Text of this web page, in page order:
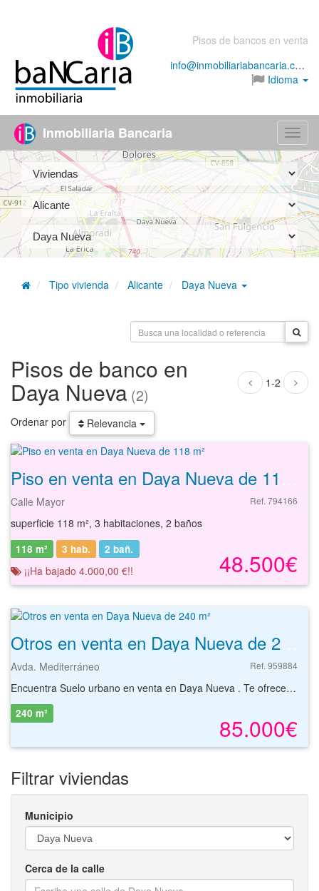
Pisos de bancos en venta
info@inmobiliariabancaria.com
Idioma
Menú
Inmobiliaria Bancaria
Tipo vivienda Alicante Daya Nueva
1-2
Pisos de banco en
Daya Nueva (2)
Ordenar por Relevancia
Calle Mayor Ref. 794166
superficie 118 m², 3 habitaciones, 2 baños
48.500€
118 m² 3 hab. 2 bañ.
¡¡Ha bajado 4.000,00 €!!
Avda. Mediterráneo Ref. 959884
Encuentra Suelo urbano en venta en Daya Nueva . Te ofrecemos la mejor selección de activos inmobiliarios para que pongas en marcha todos tus proyectos. Terreno de 250 metros cuadrados -edificables el 100 % en La localidad de Daya Nueva-, que cuenta con una población de 2.000 habitantes aproximadamente. Zona en expansión y frente a un parque. No dejes pasar esta oportunidad. Todo tipo de Suelos urbanos en Daya Nueva para tu negocio. Esta publicación se realiza a instancias de un Comercializador de SOLVIA. SOLVIA no participa de la intermediación, ni se responsabiliza de la veracidad de los datos e información publicada a instancias del Comercializador.
85.000€
240 m²
Filtrar viviendas
Municipio
Cerca de la calle